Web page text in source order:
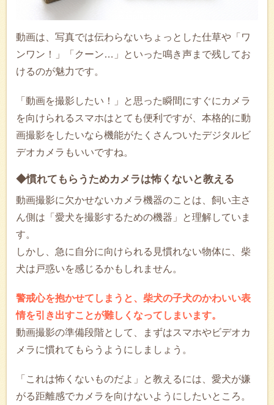
動画は、写真では伝わらないちょっとした仕草や「ワ
ンワン！」「クーン…」といった鳴き声まで残してお
けるのが魅力です。
「動画を撮影したい！」と思った瞬間にすぐにカメラ
を向けられるスマホはとても便利ですが、本格的に動
画撮影をしたいなら機能がたくさんついたデジタルビ
デオカメラもいいですね。
◆慣れてもらうためカメラは怖くないと教える
動画撮影に欠かせないカメラ機器のことは、飼い主さ
ん側は「愛犬を撮影するための機器」と理解していま
す。
しかし、急に自分に向けられる見慣れない物体に、柴
犬は戸惑いを感じるかもしれません。
警戒心を抱かせてしまうと、柴犬の子犬のかわいい表
情を引き出すことが難しくなってしまいます。
動画撮影の準備段階として、まずはスマホやビデオカ
メラに慣れてもらうようにしましょう。
「これは怖くないものだよ」と教えるには、愛犬が嫌
がる距離感でカメラを向けないようにしたいところ。